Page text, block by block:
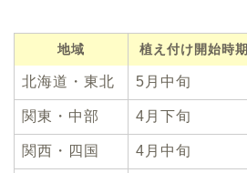
地域 植え付け開始時期
北海道・東北 5月中旬
関東・中部 4月下旬
関西・四国 4月中旬